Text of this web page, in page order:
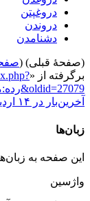
دروغپتن
دروندن
دشنامدن
(صفحهٔ قبلی) (
برگرفته از «
title=رده:مصدر_فارسی_ناصریح_کنایی&oldid=27079
آخرین‌بار در ‏۱۴ اردیبهشت ۱۴۰۵، ‏۰۶:۰۸ ویرایش شده است
زبان‌ها
این صفحه به
واژسین